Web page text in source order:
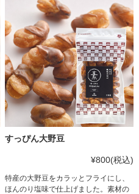
すっぴん大野豆
¥800(税込)
特産の大野豆をカラッとフライにし、
ほんのり塩味で仕上げました。素材の